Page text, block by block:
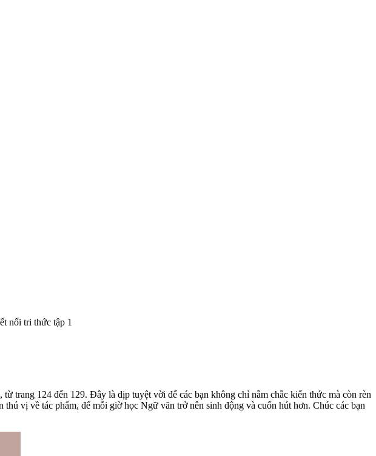
nối tri thức tập 1
trang 124 đến 129. Đây là dịp tuyệt vời để các bạn không chỉ nắm chắc kiến thức mà còn rèn
vị về tác phẩm, để mỗi giờ học Ngữ văn trở nên sinh động và cuốn hút hơn. Chúc các bạn